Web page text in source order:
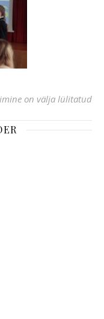
osavõtt
on välja lülitatud